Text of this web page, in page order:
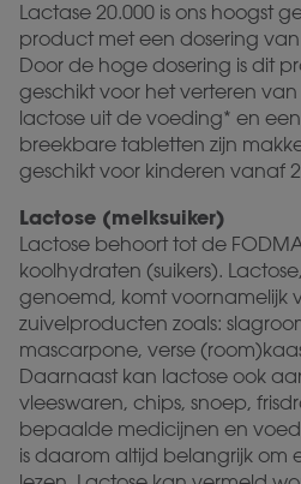
Lactase 20.000 is ons hoogst
product met een dosering van
Door de hoge dosering is dit
geschikt voor het verteren
lactose uit de voeding* en
breekbare tabletten zijn
geschikt voor kinderen vanaf
Lactose (melksuiker)
Lactose behoort tot de
koolhydraten (suikers).
genoemd, komt voornamelijk
zuivelproducten zoals:
mascarpone, verse
Daarnaast kan lactose ook
vleeswaren, chips, snoep,
bepaalde medicijnen en
is daarom altijd belangrijk om